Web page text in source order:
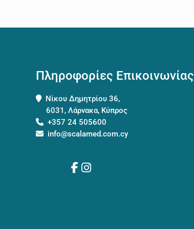
Πληροφορίες Επικοινωνίας
Νίκου Δημητρίου 36,
6031, Λάρνακα, Κύπρος
+357 24 505600
info@scalamed.com.cy